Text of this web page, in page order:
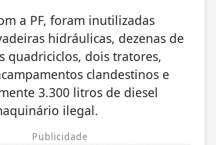
a PF, foram inutilizadas
hidráulicas, dezenas de
quadriciclos, dois tratores,
clandestinos e
3.300 litros de diesel
ilegal.
Publicidade